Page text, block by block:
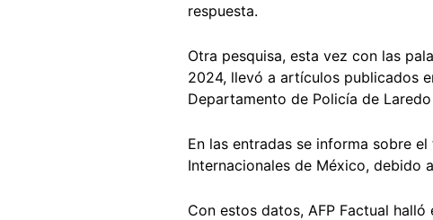
respuesta.
Otra pesquisa, esta vez con las
2024, llevó a artículos publicados
Departamento de Policía de
En las entradas se informa sobre
Internacionales de México, debido
Con estos datos, AFP Factual halló